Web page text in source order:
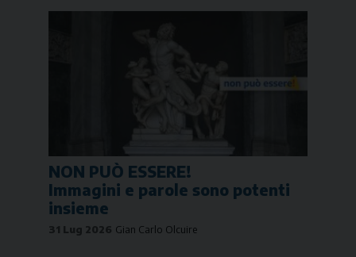
NON PUÒ ESSERE!
Immagini e parole sono potenti
insieme
31 Lug 2026 Gian Carlo Olcuire